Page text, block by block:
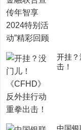
开挂
击！
中国